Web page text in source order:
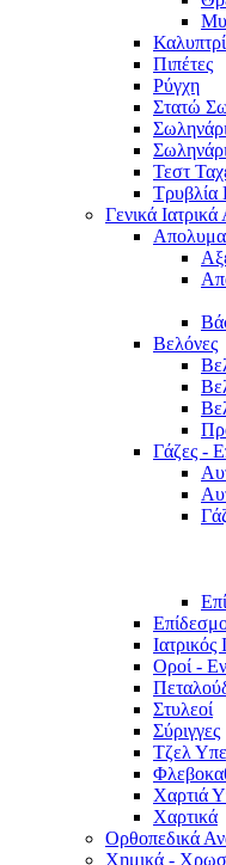
Πιπέτες
Ρύγχη
Στατώ
Τεστ
Τρυβλία
Γενικά
Βελόνες
Γάζες -
Ιατρικός
Οροί -
Στυλεοί
Σύριγγες
Τζελ
Χαρτιά
Χαρτικά
Ορθοπεδικά
Χημικά -